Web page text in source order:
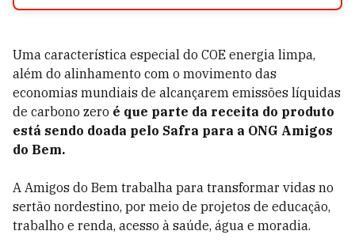
Uma característica especial do COE energia limpa,
além do alinhamento com o movimento das
economias mundiais de alcançarem emissões líquidas
de carbono zero é que parte da receita do produto
está sendo doada pelo Safra para a ONG Amigos
do Bem.
A Amigos do Bem trabalha para transformar vidas no
sertão nordestino, por meio de projetos de educação,
trabalho e renda, acesso à saúde, água e moradia.